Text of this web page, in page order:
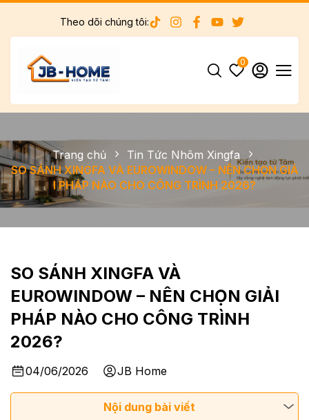
Theo dõi chúng tôi:
0
Trang chủ
Tin Tức Nhôm Xingfa
SO SÁNH XINGFA VÀ EUROWINDOW – NÊN CHỌN GIẢ
I PHÁP NÀO CHO CÔNG TRÌNH 2026?
SO SÁNH XINGFA VÀ
EUROWINDOW – NÊN CHỌN GIẢI
PHÁP NÀO CHO CÔNG TRÌNH
2026?
04/06/2026 JB Home
Nội dung bài viết